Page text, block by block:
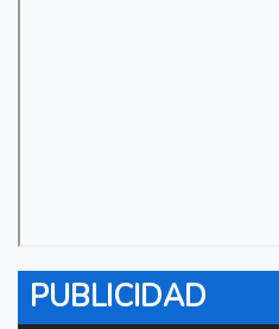
PUBLICIDAD